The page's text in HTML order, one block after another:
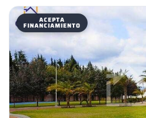
ACEPTA
FINANCIAMIENTO